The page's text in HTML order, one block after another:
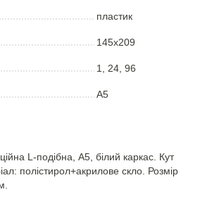
пластик
145x209
1, 24, 96
A5
L-подібна, A5, білий каркас. Кут
полістирол+акрилове скло. Розмір